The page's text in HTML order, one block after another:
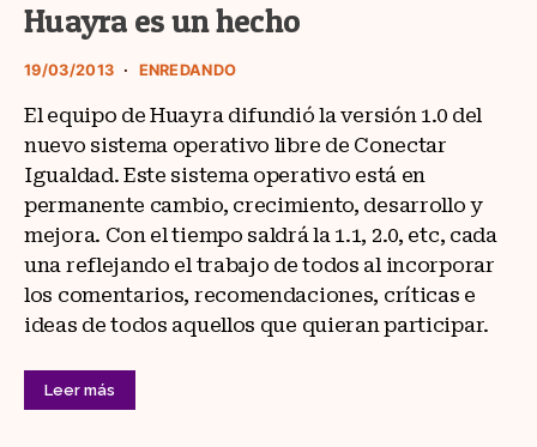
Huayra es un hecho
19/03/2013 ENREDANDO
El equipo de Huayra difundió la versión 1.0 del
nuevo sistema operativo libre de Conectar
Igualdad. Este sistema operativo está en
permanente cambio, crecimiento, desarrollo y
mejora. Con el tiempo saldrá la 1.1, 2.0, etc, cada
una reflejando el trabajo de todos al incorporar
los comentarios, recomendaciones, críticas e
ideas de todos aquellos que quieran participar.
Leer más